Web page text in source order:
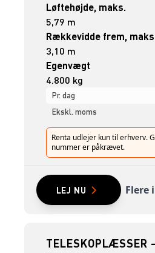
Løftehøjde, maks.
5,79 m
Rækkevidde frem,
3,10 m
Egenvægt
4.800 kg
Pr. dag
Ekskl. moms
Renta udlejer kun til erhverv.
nummer er påkrævet.
LEJ NU Flere
TELESKOPLÆSSER